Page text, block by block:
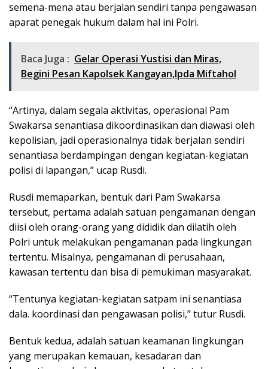
semena-mena atau berjalan sendiri tanpa pengawasan
aparat penegak hukum dalam hal ini Polri.
Baca Juga : Gelar Operasi Yustisi dan Miras,
Begini Pesan Kapolsek Kangayan,Ipda Miftahol
“Artinya, dalam segala aktivitas, operasional Pam
Swakarsa senantiasa dikoordinasikan dan diawasi oleh
kepolisian, jadi operasionalnya tidak berjalan sendiri
senantiasa berdampingan dengan kegiatan-kegiatan
polisi di lapangan,” ucap Rusdi.
Rusdi memaparkan, bentuk dari Pam Swakarsa
tersebut, pertama adalah satuan pengamanan dengan
diisi oleh orang-orang yang dididik dan dilatih oleh
Polri untuk melakukan pengamanan pada lingkungan
tertentu. Misalnya, pengamanan di perusahaan,
kawasan tertentu dan bisa di pemukiman masyarakat.
“Tentunya kegiatan-kegiatan satpam ini senantiasa
dala. koordinasi dan pengawasan polisi,” tutur Rusdi.
Bentuk kedua, adalah satuan keamanan lingkungan
yang merupakan kemauan, kesadaran dan